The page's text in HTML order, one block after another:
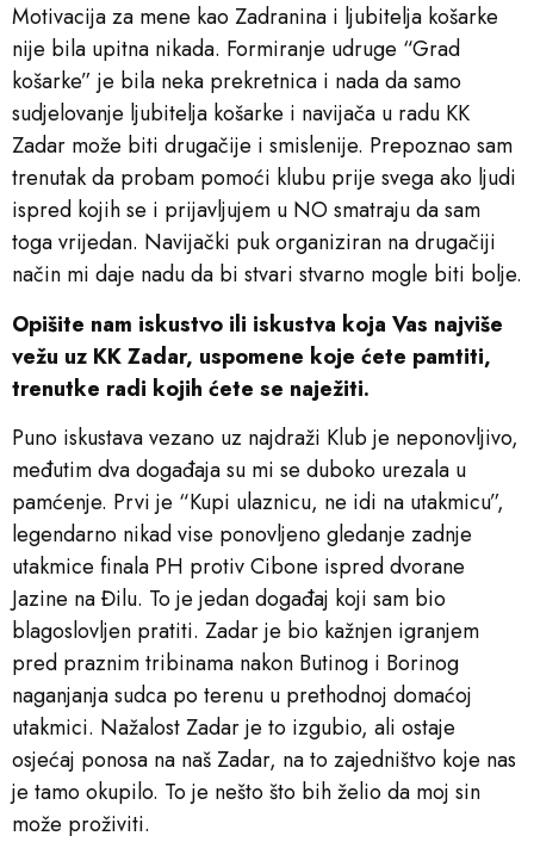
Motivacija za mene kao Zadranina i ljubitelja košarke
nije bila upitna nikada. Formiranje udruge “Grad
košarke” je bila neka prekretnica i nada da samo
sudjelovanje ljubitelja košarke i navijača u radu KK
Zadar može biti drugačije i smislenije. Prepoznao sam
trenutak da probam pomoći klubu prije svega ako ljudi
ispred kojih se i prijavljujem u NO smatraju da sam
toga vrijedan. Navijački puk organiziran na drugačiji
način mi daje nadu da bi stvari stvarno mogle biti bolje.
Opišite nam iskustvo ili iskustva koja Vas najviše
vežu uz KK Zadar, uspomene koje ćete pamtiti,
trenutke radi kojih ćete se naježiti.
Puno iskustava vezano uz najdraži Klub je neponovljivo,
međutim dva događaja su mi se duboko urezala u
pamćenje. Prvi je “Kupi ulaznicu, ne idi na utakmicu”,
legendarno nikad vise ponovljeno gledanje zadnje
utakmice finala PH protiv Cibone ispred dvorane
Jazine na Đilu. To je jedan događaj koji sam bio
blagoslovljen pratiti. Zadar je bio kažnjen igranjem
pred praznim tribinama nakon Butinog i Borinog
naganjanja sudca po terenu u prethodnoj domaćoj
utakmici. Nažalost Zadar je to izgubio, ali ostaje
osjećaj ponosa na naš Zadar, na to zajedništvo koje nas
je tamo okupilo. To je nešto što bih želio da moj sin
može proživiti.